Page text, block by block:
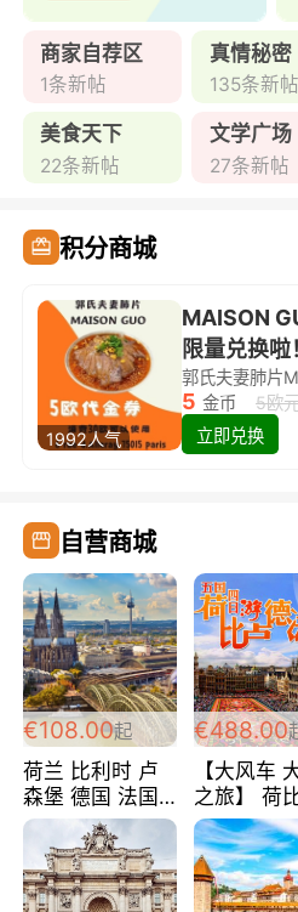
商家自荐区
1条新帖
真情秘密
135条新帖
美食天下
22条新帖
文学广场
27条新帖
积分商城
1992人气
MAISON
限量兑换啦
5 金币
5欧
立即兑换
自营商城
€108.00起
荷兰 比利时 卢
森堡 德国 法国
超爽玩遍西欧 循
环线 全程四星宾
馆 108欧/人/天
€488.00
【大风车
之旅】 荷
法 巴黎上
典五国四
488欧/人